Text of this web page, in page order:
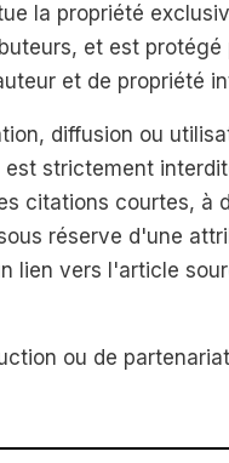
la propriété
et est
et de propriété
diffusion ou
strictement
citations courtes, à
réserve d'une
lien vers l'article
ou de